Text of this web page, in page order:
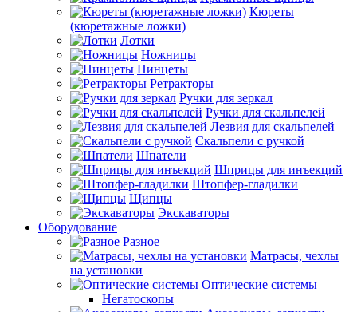
Кюреты
(кюретажные ложки)
Лотки
Ножницы
Пинцеты
Ретракторы
Ручки для зеркал
Ручки для скальпелей
Лезвия для скальпелей
Скальпели с ручкой
Шпатели
Шприцы для инъекций
Штопфер-гладилки
Щипцы
Экскаваторы
Оборудование
Разное
Матрасы, чехлы
на установки
Оптические системы
Негатоскопы